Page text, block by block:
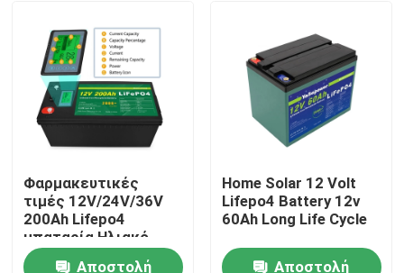
Σπίτι
Σχετικά με εμάς
Επαφές
Φαρμακευτικές
τιμές 12V/24V/36V
200Ah Lifepo4
μπαταρία Ηλιακό
σύστημα
Αποστολή
Home Solar 12 Volt
Lifepo4 Battery 12v
60Ah Long Life Cycle
Αποστολή